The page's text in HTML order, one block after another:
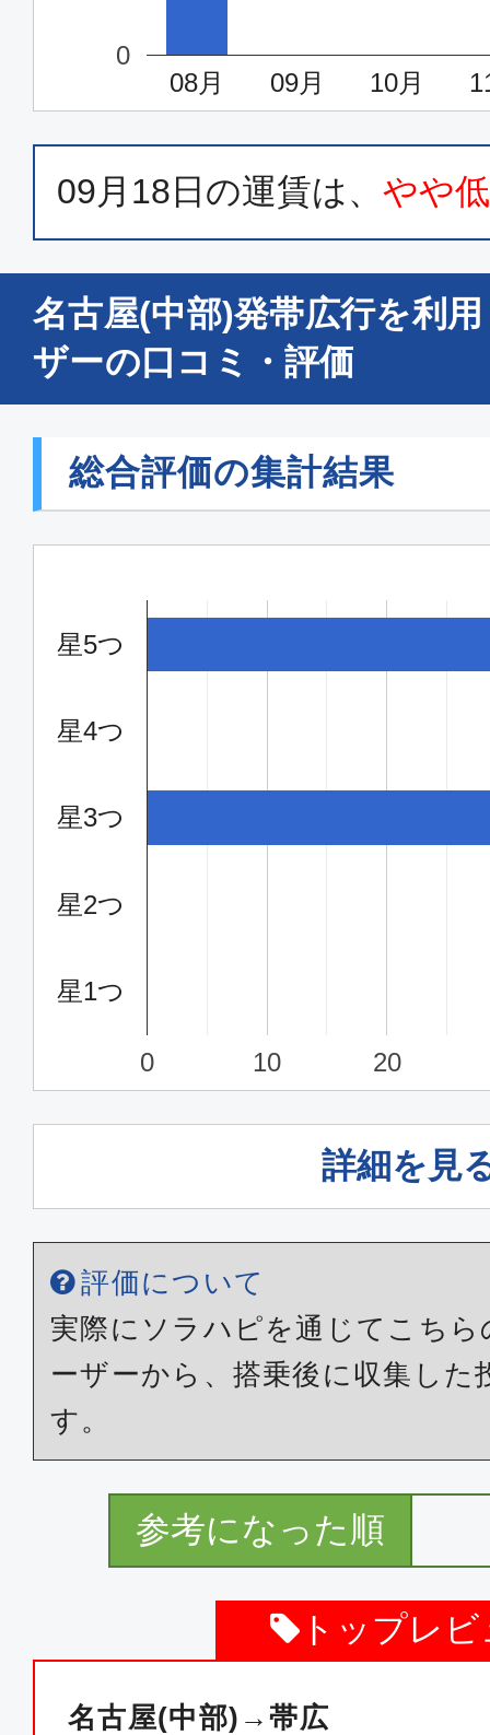
08月 09月 10月
0
09月18日 の運賃は、 やや
名古屋(中部)発帯広行を利
ザーの口コミ・評価
総合評価の集計結果
0 10 20
星5つ
星4つ
星3つ
星2つ
星1つ
詳細を見
評価について
実際にソラハピを通じてこち
ーザーから、搭乗後に収集した
す。
参考になった順
トップレビ
名古屋(中部)→帯広